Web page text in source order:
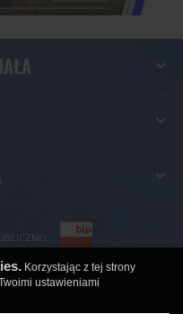
Korzystając z tej strony
ustawieniami